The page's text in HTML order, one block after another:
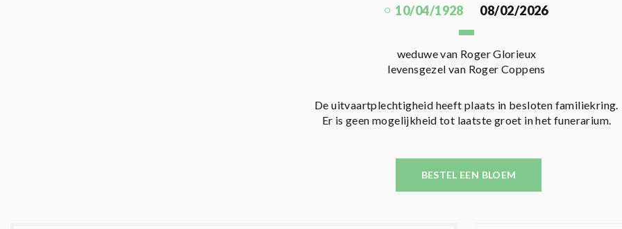
10/04/1928 08/02/2026
weduwe van Roger Glorieux
levensgezel van Roger Coppens
De uitvaartplechtigheid heeft plaats in besloten familiekring.
Er is geen mogelijkheid tot laatste groet in het funerarium.
BESTEL EEN BLOEM